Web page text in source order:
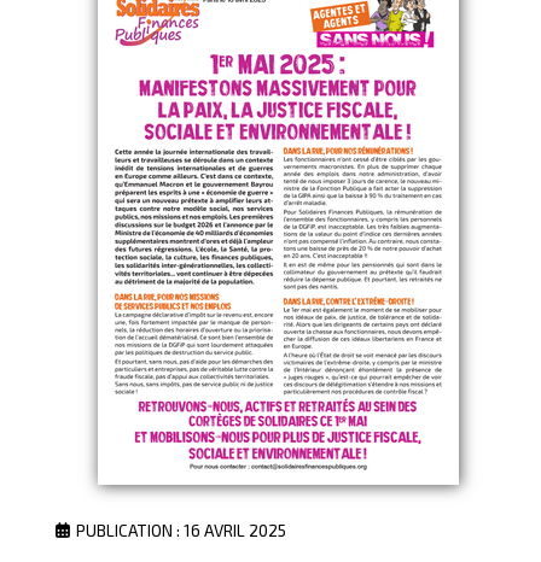
PUBLICATION : 16 AVRIL 2025